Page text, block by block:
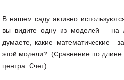
В нашем саду активно
вы видите одну из моделей – на
думаете, какие математические
этой модели? (Сравнение по длине.
центра. Счет).